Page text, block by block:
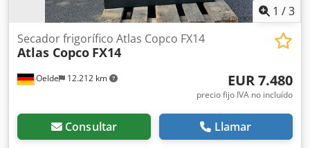
1 /3
Oelde 12.212 km
Secador frigorífico Atlas Copco FX14
Atlas Copco FX14
EUR 7.480
precio fijo IVA no incluído
Consultar Llamar